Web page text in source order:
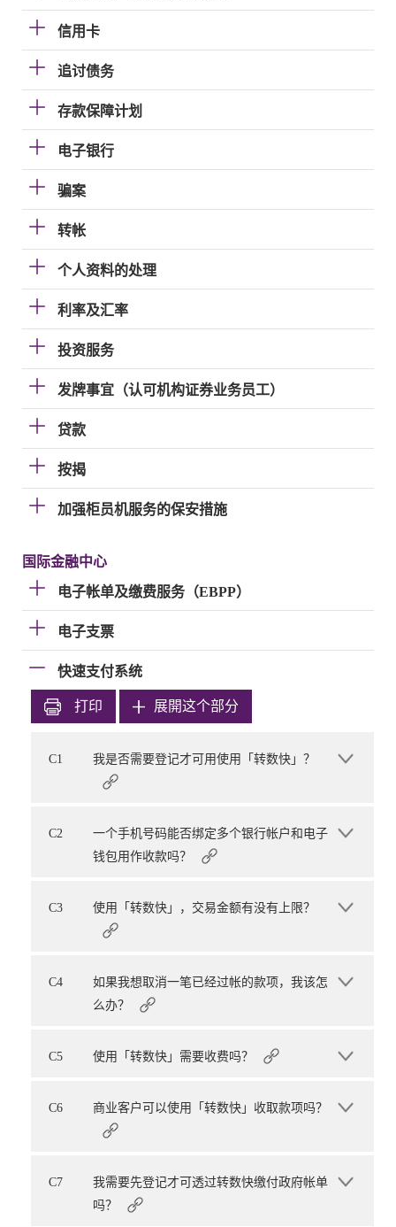
信用卡
追讨债务
存款保障计划
电子银行
骗案
转帐
个人资料的处理
利率及汇率
投资服务
发牌事宜（认可机构证券业务员工）
贷款
按揭
加强柜员机服务的保安措施
国际金融中心
电子帐单及缴费服务（EBPP）
电子支票
快速支付系统
打印 展開这个部分
C1 我是否需要登记才可用使用「转数快」？
C2
一个手机号码能否绑定多个银行帐户和电子
钱包用作收款吗？
C3 使用「转数快」，交易金额有没有上限？
C4
如果我想取消一笔已经过帐的款项，我该怎
么办？
C5 使用「转数快」需要收费吗？
C6 商业客户可以使用「转数快」收取款项吗？
C7
我需要先登记才可透过转数快缴付政府帐单
吗？